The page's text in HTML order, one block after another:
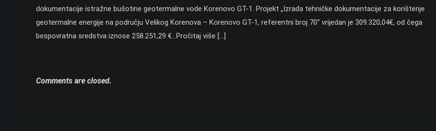
dokumentacije istražne bušotine geotermalne vode Korenovo GT-1. Projekt „Izrada tehničke dokumentacije za korištenje
geotermalne energije na području Velikog Korenova – Korenovo GT-1, referentni broj 70“ vrijedan je 309.320,04€, od čega
bespovratna sredstva iznose 258.251,29 €…Pročitaj više […]
Comments are closed.